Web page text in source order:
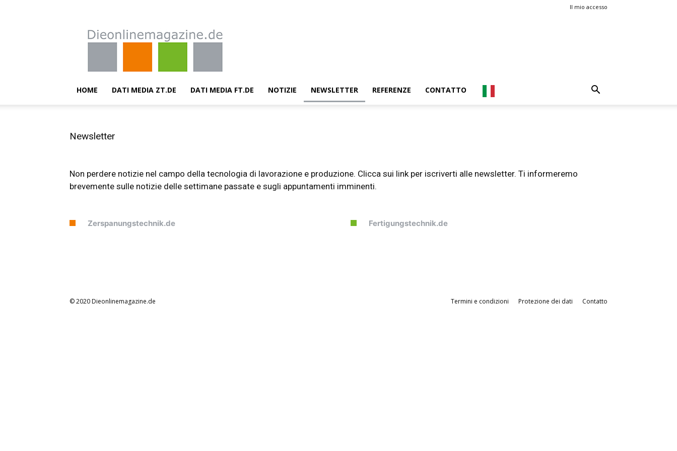
Il mio accesso
Dieonlinemagazine.de
HOME DATI MEDIA ZT.DE DATI MEDIA FT.DE NOTIZIE NEWSLETTER REFERENZE CONTATTO
Newsletter
Non perdere notizie nel campo della tecnologia di lavorazione e produzione. Clicca sui link per iscriverti alle newsletter. Ti informeremo
brevemente sulle notizie delle settimane passate e sugli appuntamenti imminenti.
Zerspanungstechnik.de Fertigungstechnik.de
Termini e condizioni Protezione dei dati Contatto
© 2020 Dieonlinemagazine.de